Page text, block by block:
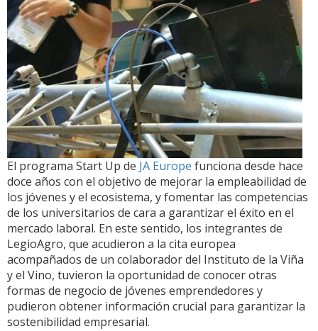
El programa Start Up de JA Europe funciona desde hace
doce años con el objetivo de mejorar la empleabilidad de
los jóvenes y el ecosistema, y fomentar las competencias
de los universitarios de cara a garantizar el éxito en el
mercado laboral. En este sentido, los integrantes de
LegioAgro, que acudieron a la cita europea
acompañados de un colaborador del Instituto de la Viña
y el Vino, tuvieron la oportunidad de conocer otras
formas de negocio de jóvenes emprendedores y
pudieron obtener información crucial para garantizar la
sostenibilidad empresarial.